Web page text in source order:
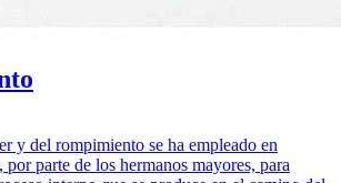
y del rompimiento se ha empleado en
por parte de los hermanos mayores, para